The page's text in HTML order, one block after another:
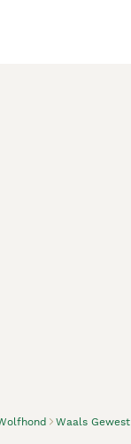
Waals Gewest